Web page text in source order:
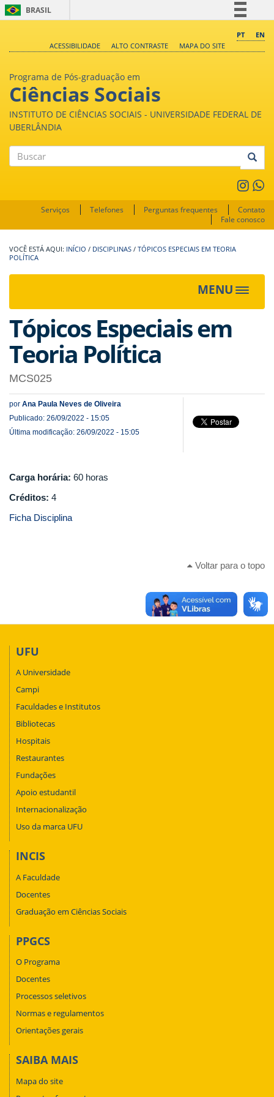
BRASIL
Comunica BR
PT
EN
ACESSIBILIDADE
ALTO CONTRASTE MAPA DO SITE
Programa de Pós-graduação em
Ciências Sociais
INSTITUTO DE CIÊNCIAS SOCIAIS - UNIVERSIDADE FEDERAL DE
UBERLÂNDIA
Serviços Telefones Perguntas frequentes
Contato
Fale conosco
INÍCIO / DISCIPLINAS / TÓPICOS ESPECIAIS EM TEORIA
POLÍTICA
MENU
Toggle
Tópicos Especiais em
Teoria Política
MCS025
por Ana Paula Neves de Oliveira
Publicado: 26/09/2022 - 15:05
Última modificação: 26/09/2022 - 15:05
Carga horária: 60 horas
Créditos: 4
Ficha Disciplina
Voltar para o topo
UFU
A Universidade
Campi
Faculdades e Institutos
Bibliotecas
Hospitais
Restaurantes
Fundações
Apoio estudantil
Internacionalização
Uso da marca UFU
INCIS
A Faculdade
Docentes
Graduação em Ciências Sociais
PPGCS
O Programa
Docentes
Processos seletivos
Normas e regulamentos
Orientações gerais
SAIBA MAIS
Mapa do site